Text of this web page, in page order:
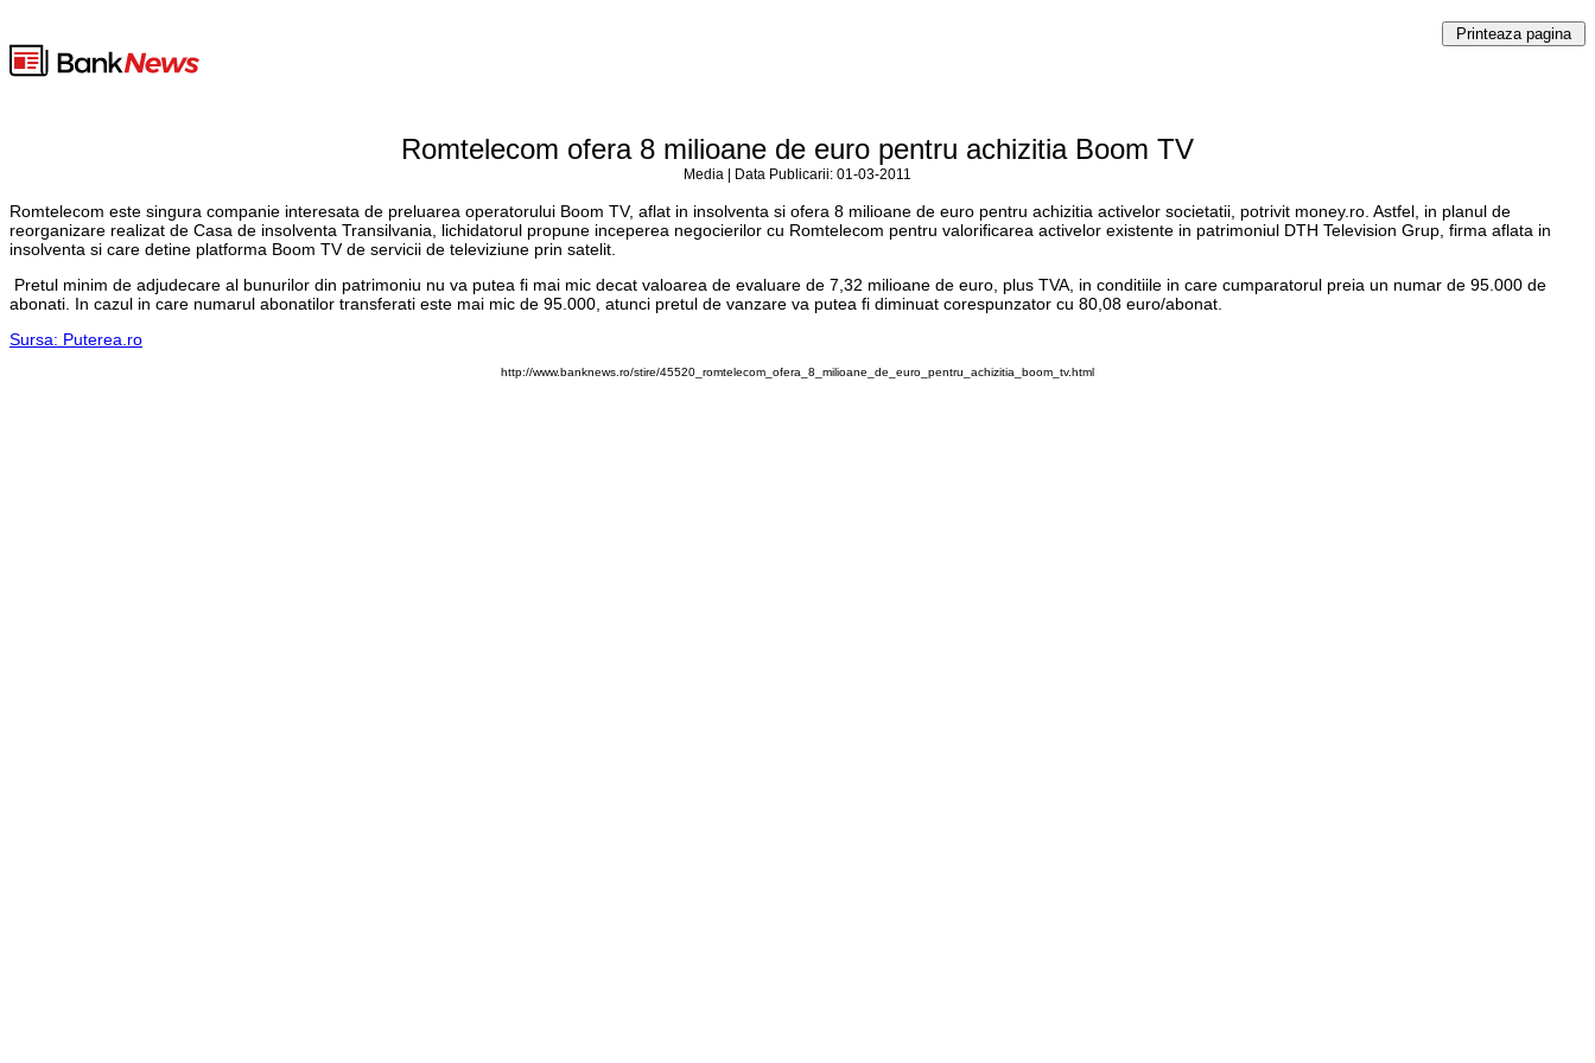
Romtelecom ofera 8 milioane de euro pentru achizitia Boom TV
Media | Data Publicarii: 01-03-2011
Romtelecom este singura companie interesata de preluarea operatorului Boom TV, aflat in insolventa si ofera 8 milioane de euro pentru achizitia activelor societatii, potrivit money.ro. Astfel, in planul de
reorganizare realizat de Casa de insolventa Transilvania, lichidatorul propune inceperea negocierilor cu Romtelecom pentru valorificarea activelor existente in patrimoniul DTH Television Grup, firma aflata in
insolventa si care detine platforma Boom TV de servicii de televiziune prin satelit.
Pretul minim de adjudecare al bunurilor din patrimoniu nu va putea fi mai mic decat valoarea de evaluare de 7,32 milioane de euro, plus TVA, in conditiile in care cumparatorul preia un numar de 95.000 de
abonati. In cazul in care numarul abonatilor transferati este mai mic de 95.000, atunci pretul de vanzare va putea fi diminuat corespunzator cu 80,08 euro/abonat.
Sursa: Puterea.ro
http://www.banknews.ro/stire/45520_romtelecom_ofera_8_milioane_de_euro_pentru_achizitia_boom_tv.html